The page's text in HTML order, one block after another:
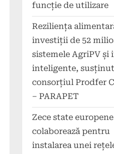
funcție de utilizare
Reziliența
investiții de 52
sistemele AgriPV și
inteligente,
consorțiul Prodfer
– PARAPET
Zece state europene
colaborează pentru
instalarea unei